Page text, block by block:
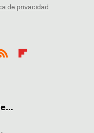
de privacidad